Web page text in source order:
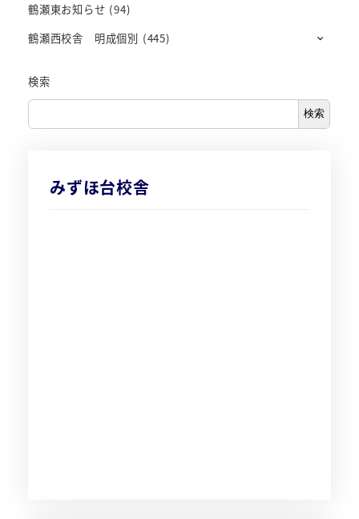
鶴瀬東お知らせ (94)
鶴瀬西校舎 明成個別 (445)
検索
検索
みずほ台校舎